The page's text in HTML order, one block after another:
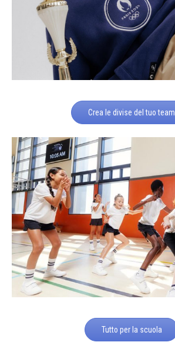
Crea le divise del tuo team
Tutto per la scuola